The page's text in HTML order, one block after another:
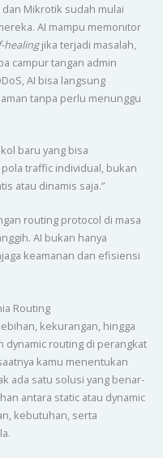
Mikrotik sudah mulai
AI mampu memonitor
healingjika terjadi masalah,
campur tangan admin
AI bisa langsung
tanpa perlu menunggu
baru yang bisa
traffic individual, bukan
atau dinamis saja.”
routing protocol di masa
AI bukan hanya
keamanan dan efisiensi
Routing
kekurangan, hingga
dynamic routing di perangkat
kamu menentukan
ada satu solusi yang benar-
antara static atau dynamic
kebutuhan, serta